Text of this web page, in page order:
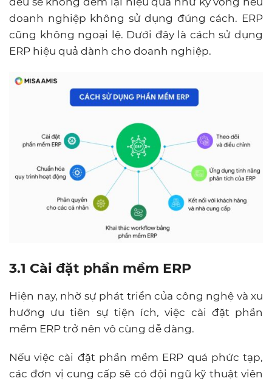
doanh nghiệp không sử dụng đúng cách. ERP
cũng không ngoại lệ. Dưới đây là cách sử dụng
ERP hiệu quả dành cho doanh nghiệp.
3.1 Cài đặt phần mềm ERP
Hiện nay, nhờ sự phát triển của công nghệ và xu
hướng ưu tiên sự tiện ích, việc cài đặt phần
mềm ERP trở nên vô cùng dễ dàng.
Nếu việc cài đặt phần mềm ERP quá phức tạp,
các đơn vị cung cấp sẽ có đội ngũ kỹ thuật viên